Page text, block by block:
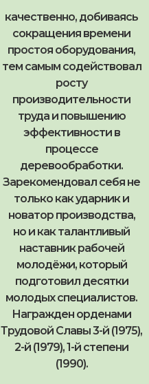
качественно, добиваясь
сокращения времени
простоя оборудования,
тем самым содействовал
росту
производительности
труда и повышению
эффективности в
процессе
деревообработки.
Зарекомендовал себя не
только как ударник и
новатор производства,
но и как талантливый
наставник рабочей
молодёжи, который
подготовил десятки
молодых специалистов.
Награжден орденами
Трудовой Славы 3-й (1975),
2-й (1979), 1-й степени
(1990).